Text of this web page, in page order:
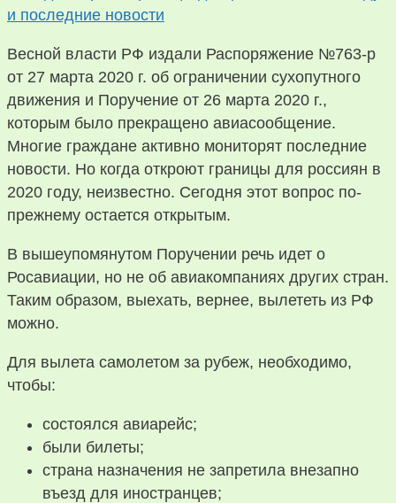
Весной власти РФ издали Распоряжение №763-р
от 27 марта 2020 г. об ограничении сухопутного
движения и Поручение от 26 марта 2020 г.,
которым было прекращено авиасообщение.
Многие граждане активно мониторят последние
новости. Но когда откроют границы для россиян в
2020 году, неизвестно. Сегодня этот вопрос по-
прежнему остается открытым.
В вышеупомянутом Поручении речь идет о
Росавиации, но не об авиакомпаниях других стран.
Таким образом, выехать, вернее, вылететь из РФ
можно.
Для вылета самолетом за рубеж, необходимо,
чтобы:
состоялся авиарейс;
были билеты;
страна назначения не запретила внезапно
въезд для иностранцев;